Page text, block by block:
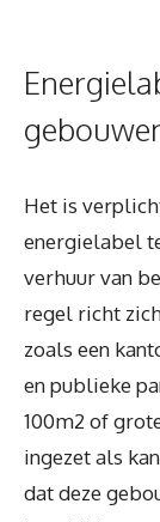
Het is
energielabel
verhuur van
regel richt
zoals een
en publieke
100m2 of
ingezet als
dat deze